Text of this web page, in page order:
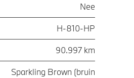
Nee
H-810-HP
90.997 km
Sparkling Brown (bruin